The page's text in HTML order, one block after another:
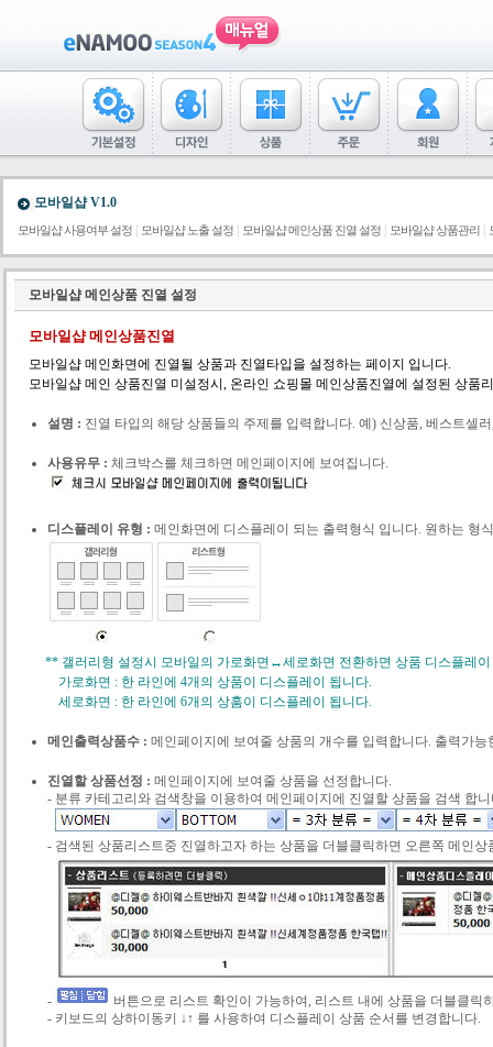
모바일샵 V1.0
모바일샵 사용여부 설정 모바일샵 노출 설정 모바일샵 메인상품 진열 설정 모바일샵 상품관리
모바일샵 메인상품 진열 설정
모바일샵 메인상품진열
모바일샵 메인화면에 진열될 상품과 진열타입을 설정하는 페이지 입니다.
모바일샵 메인 상품진열 미설정시, 온라인 쇼핑몰 메인상품진열에 설정된 상품
설명 : 진열 타입의 해당 상품들의 주제를 입력합니다. 예) 신상품, 베스트셀
사용유무 : 체크박스를 체크하면 메인페이지에 보여집니다.
디스플레이 유형 : 메인화면에 디스플레이 되는 출력형식 입니다. 원하는 형
** 갤러리형 설정시 모바일의 가로화면↔세로화면 전환하면 상품 디스플레이
가로화면 : 한 라인에 4개의 상품이 디스플레이 됩니다.
세로화면 : 한 라인에 6개의 상훔이 디스플레이 됩니다.
메인출력상품수 : 메인페이지에 보여줄 상품의 개수를 입력합니다. 출력가
진열할 상품선정 : 메인페이지에 보여줄 상품을 선정합니다.
- 분류 카테고리와 검색창을 이용하여 메인페이지에 진열할 상품을 검색 합니
- 검색된 상품리스트중 진열하고자 하는 상품을 더블클릭하면 오른쪽 메인
-
버튼으로 리스트 확인이 가능하여, 리스트 내에 상품을 더블클릭
- 키보드의 상하이동키 ↓↑ 를 사용하여 디스플레이 상품 순서를 변경합니다.